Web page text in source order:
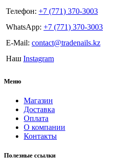
Телефон: +7 (771) 370-3003
WhatsApp: +7 (771) 370-3003
E-Mail: contact@tradenails.kz
Наш Instagram
Меню
Магазин
Доставка
Оплата
О компании
Контакты
Полезные ссылки